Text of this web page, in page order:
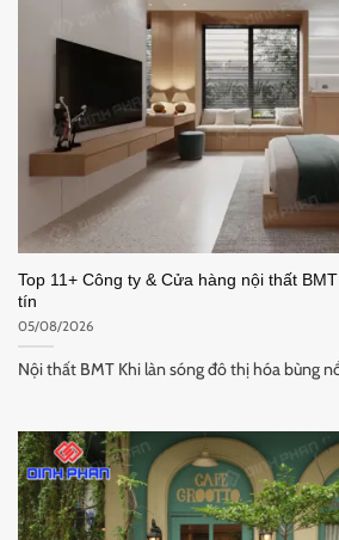
Top 11+ Công ty & Cửa hàng nội thất
tín
05/08/2026
Nội thất BMT Khi làn sóng đô thị hóa bùng